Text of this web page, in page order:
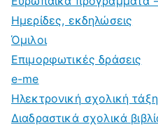
Ημερίδες, εκδηλώσεις
Όμιλοι
Επιμορφωτικές δράσεις
e-me
Ηλεκτρονική σχολική
Διαδραστικά σχολικά